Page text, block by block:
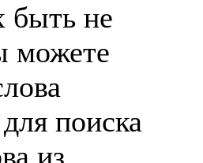
быть не
можете
для поиска
из